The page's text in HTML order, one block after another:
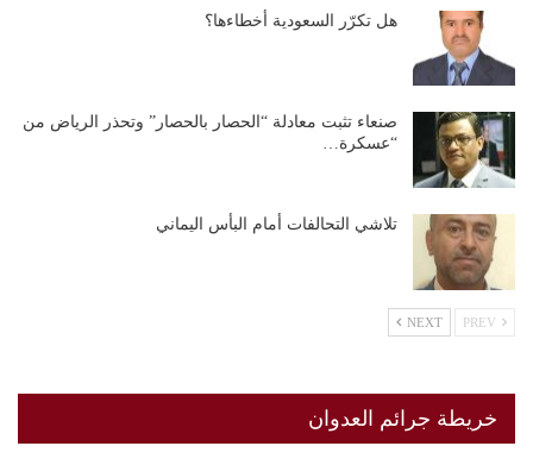
هل تكرّر السعودية أخطاءها؟
صنعاء تثبت معادلة “الحصار بالحصار” وتحذر الرياض من
“عسكرة…
تلاشي التحالفات أمام البأس اليماني
NEXT
خريطة جرائم العدوان